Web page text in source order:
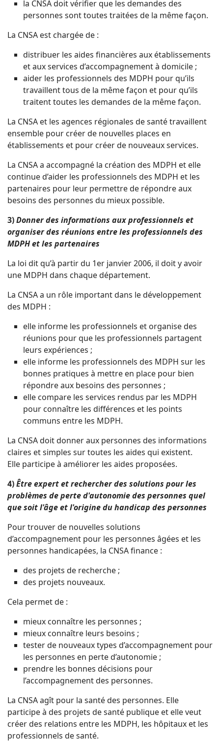
la CNSA doit vérifier que les demandes des
personnes sont toutes traitées de la même façon.
La CNSA est chargée de :
distribuer les aides financières aux établissements
et aux services d’accompagnement à domicile ;
aider les professionnels des MDPH pour qu’ils
travaillent tous de la même façon et pour qu’ils
traitent toutes les demandes de la même façon.
La CNSA et les agences régionales de santé travaillent
ensemble pour créer de nouvelles places en
établissements et pour créer de nouveaux services.
La CNSA a accompagné la création des MDPH et elle
continue d’aider les professionnels des MDPH et les
partenaires pour leur permettre de répondre aux
besoins des personnes du mieux possible.
3)Donner des informations aux professionnels et
organiser des réunions entre les professionnels des
MDPH et les partenaires
La loi dit qu’à partir du 1er janvier 2006, il doit y avoir
une MDPH dans chaque département.
La CNSA a un rôle important dans le développement
des MDPH :
elle informe les professionnels et organise des
réunions pour que les professionnels partagent
leurs expériences ;
elle informe les professionnels des MDPH sur les
bonnes pratiques à mettre en place pour bien
répondre aux besoins des personnes ;
elle compare les services rendus par les MDPH
pour connaître les différences et les points
communs entre les MDPH.
La CNSA doit donner aux personnes des informations
claires et simples sur toutes les aides qui existent.
Elle participe à améliorer les aides proposées.
4)Être expert et rechercher des solutions pour les
problèmes de perte d'autonomie des personnes quel
que soit l'âge et l'origine du handicap des personnes
Pour trouver de nouvelles solutions
d’accompagnement pour les personnes âgées et les
personnes handicapées, la CNSA finance :
des projets de recherche ;
des projets nouveaux.
Cela permet de :
mieux connaître les personnes ;
mieux connaître leurs besoins ;
tester de nouveaux types d’accompagnement pour
les personnes en perte d’autonomie ;
prendre les bonnes décisions pour
l’accompagnement des personnes.
La CNSA agît pour la santé des personnes. Elle
participe à des projets de santé publique et elle veut
créer des relations entre les MDPH, les hôpitaux et les
professionnels de santé.